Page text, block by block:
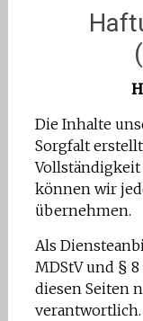
Die Inhalte
Sorgfalt
können wir
übernehmen.
Als
MDStV und §
diesen Seiten